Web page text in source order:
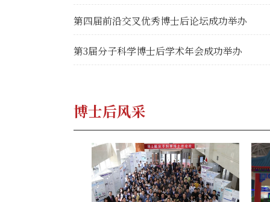
第四届前沿交叉优秀博士后论坛成功举办
第3届分子科学博士后学术年会成功举办
博士后风采